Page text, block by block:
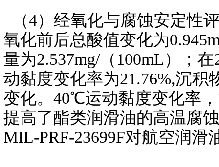
（4）经氧化与腐蚀安定性
氧化前后总酸值变化为
量为2.537mg/（100mL）；
动黏度变化率为21.76%,沉积
变化。40℃运动黏度变化率
提高了酯类润滑油的高温腐
MIL-PRF-23699F对航空润